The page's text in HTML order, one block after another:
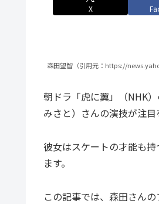
X
森田望智（引用元：https://
朝ドラ「虎に翼」（NHK
みさと）さんの演技が注目
彼女はスケートの才能も
ます。
この記事では、森田さん